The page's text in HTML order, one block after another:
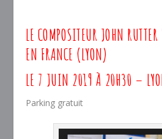
LE COMPOSITEUR JOHN
EN FRANCE (LYON)
LE 7 JUIN 2019 À 20H30 –
Parking gratuit